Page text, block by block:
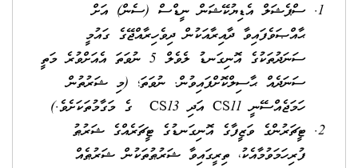
ސްޕެޝަލް އެޑިޔުކޭޝަން ނީޑްސް (ސެން) އަށް
ޙާއްޞަވެފައިވާ ދާއިރާއަކުން ދިވެހިރާއްޖޭގެ ގައުމީ
ސަނަދުތަކުގެ އޮނިގަނޑު ލެވެލް 5 ނުވަތަ އެއަށްވުރެ މަތީ
ސަނަދެއް ޙާސިލްކޮށްފައިވުން. ނުވަތަ؛ (މި ޝަރުތުން
ހަމަޖެއްސޭނީ CS11 އަދި CS13 ގެ މަގާމުތަކަށެވެ.)
ޓީޗަރުންގެ ވަޒީފާގެ އޮނިގަނޑުގެ ޓީޗަރެއްގެ ޝަރުޠު
ފުރިހަމަވުމާއެކު، ތިރީގައިވާ ޝަރުޠުތަކުން ޝަރުޠެއް